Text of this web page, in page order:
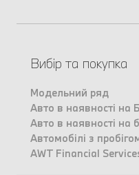
Вибір та покупка
Модельний ряд
Авто в наявності на
Авто в наявності на
Автомобілі з
AWT Financial